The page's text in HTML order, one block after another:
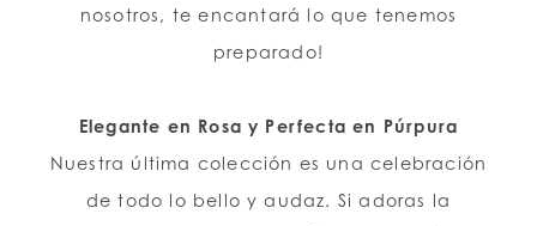
nosotros, te encantará lo que tenemos
preparado!
Elegante en Rosa y Perfecta en Púrpura
Nuestra última colección es una celebración
de todo lo bello y audaz. Si adoras la